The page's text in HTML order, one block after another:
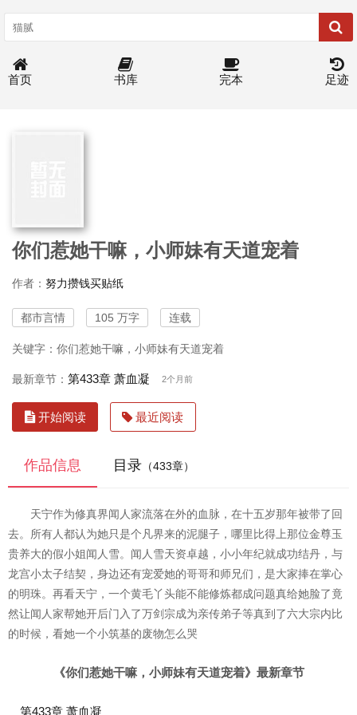
首页 书库 完本 足迹
你们惹她干嘛，小师妹有天道宠着
作者： 努力攒钱买贴纸
都市言情 105 万字 连载
关键字：你们惹她干嘛，小师妹有天道宠着
最新章节： 第433章 萧血凝 2个月前
开始阅读 最近阅读
作品信息 目录 （433章）
天宁作为修真界闻人家流落在外的血脉，在十五岁那年被带了回
去。所有人都认为她只是个凡界来的泥腿子，哪里比得上那位金尊玉
贵养大的假小姐闻人雪。闻人雪天资卓越，小小年纪就成功结丹，与
龙宫小太子结契，身边还有宠爱她的哥哥和师兄们，是大家捧在掌心
的明珠。再看天宁，一个黄毛丫头能不能修炼都成问题真给她脸了竟
然让闻人家帮她开后门入了万剑宗成为亲传弟子等真到了六大宗内比
的时候，看她一个小筑基的废物怎么哭
《你们惹她干嘛，小师妹有天道宠着》最新章节
第433章 萧血凝